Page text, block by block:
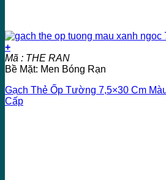
+
Mã : THE RAN
Bề Mặt: Men Bóng Rạn
Gạch Thẻ Ốp Tường 7,5×30 Cm
Cấp